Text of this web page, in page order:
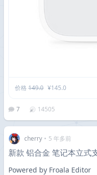
价格 149.0 ¥145.0
7 14505
cherry • 5 年多前
新款 铝合金 笔记本立式
Powered by Froala Editor